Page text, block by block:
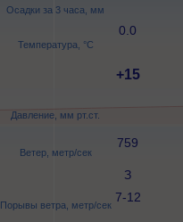
Осадки за 3 часа, мм
Температура, °C
Давление, мм рт.ст.
Ветер, метр/сек
Порывы ветра, метр/сек
0.0
+15
759
З
7-12